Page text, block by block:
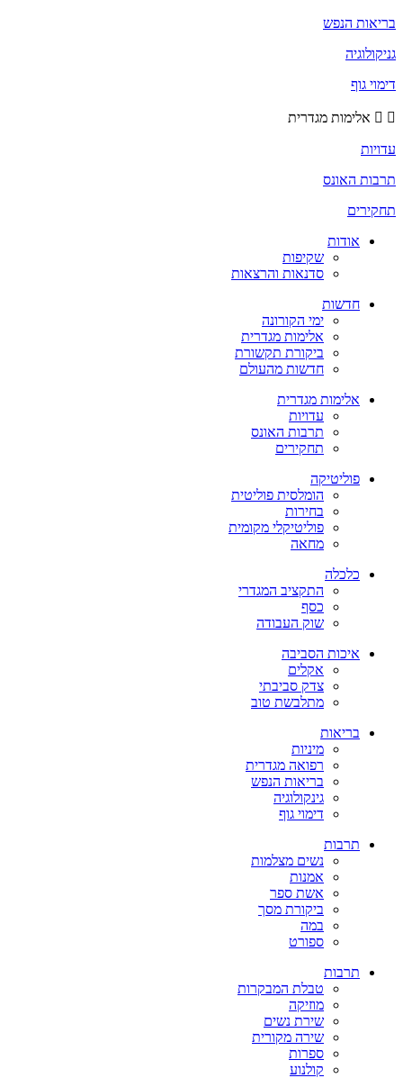
בריאות הנפש
גניקולוגיה
דימוי גוף
אלימות מגדרית
עדויות
תרבות האונס
תחקירים
אודות
שקיפות
סדנאות והרצאות
חדשות
ימי הקורונה
אלימות מגדרית
ביקורת תקשורת
חדשות מהעולם
אלימות מגדרית
עדויות
תרבות האונס
תחקירים
פוליטיקה
הומלסית פוליטית
בחירות
פוליטיקלי מקומית
מחאה
כלכלה
התקציב המגדרי
כסף
שוק העבודה
איכות הסביבה
אקלים
צדק סביבתי
מתלבשת טוב
בריאות
מיניות
רפואה מגדרית
בריאות הנפש
גינקולוגיה
דימוי גוף
תרבות
נשים מצלמות
אמנות
אשת ספר
ביקורת מסך
במה
ספורט
תרבות
טבלת המבקרות
מוזיקה
שירת נשים
שירה מקורית
ספרות
קולנוע